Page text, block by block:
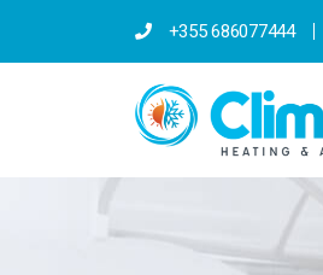
+355 686077444